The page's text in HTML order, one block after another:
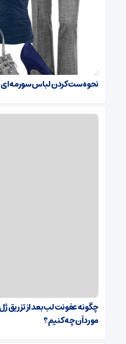
نحوه ست کردن لباس سورمه ای
چگونه عفونت لب بعد از تزریق
مورد آن چه کنیم؟